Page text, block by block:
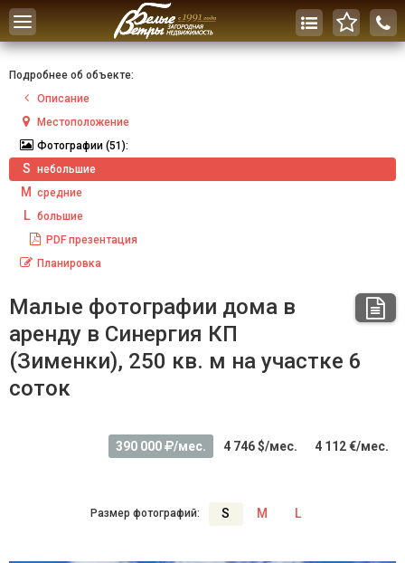
Toggle
navigation
Подробнее об объекте:
Описание
Местоположение
Фотографии (51):
S небольшие
M средние
L
большие
PDF презентация
Планировка
Малые фотографии дома в
аренду в Синергия КП
(Зименки), 250 кв. м на участке 6
соток
390 000 /мес. 4 746 $/мес. 4 112 €/мес.
Размер фотографий: S M L